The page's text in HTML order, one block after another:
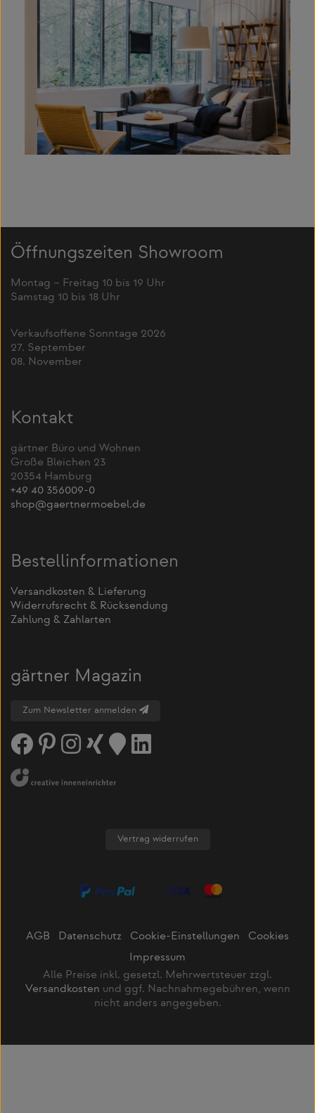
Öffnungszeiten Showroom
Montag – Freitag 10 bis 19 Uhr
Samstag 10 bis 18 Uhr
Verkaufsoffene Sonntage 2026
27. September
08. November
Kontakt
gärtner Büro und Wohnen
Große Bleichen 23
20354 Hamburg
+49 40 356009-0
shop@gaertnermoebel.de
Bestellinformationen
Versandkosten & Lieferung
Widerrufsrecht & Rücksendung
Zahlung & Zahlarten
gärtner Magazin
Zum Newsletter anmelden
Vertrag widerrufen
AGB Datenschutz Cookie-Einstellungen
Cookies
Impressum
Alle Preise inkl. gesetzl. Mehrwertsteuer zzgl.
Versandkosten und ggf. Nachnahmegebühren, wenn
nicht anders angegeben.